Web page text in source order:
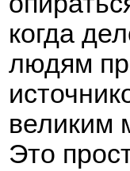
когда
людям
великим
Это